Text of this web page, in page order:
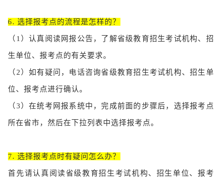
6. 选择报考点的流程是怎样的？
（1）认真阅读网报公告，了解省级教育招生考试机构、招
生单位、报考点的有关要求。
（2）如有疑问，电话咨询省级教育招生考试机构、招生单
位、报考点进行确认。
（3）在统考网报系统中，完成前面的步骤后，选择报考点
所在省市，然后在下拉列表中选择报考点。
7. 选择报考点时有疑问怎么办？
首先请认真阅读省级教育招生考试机构、招生单位、报考